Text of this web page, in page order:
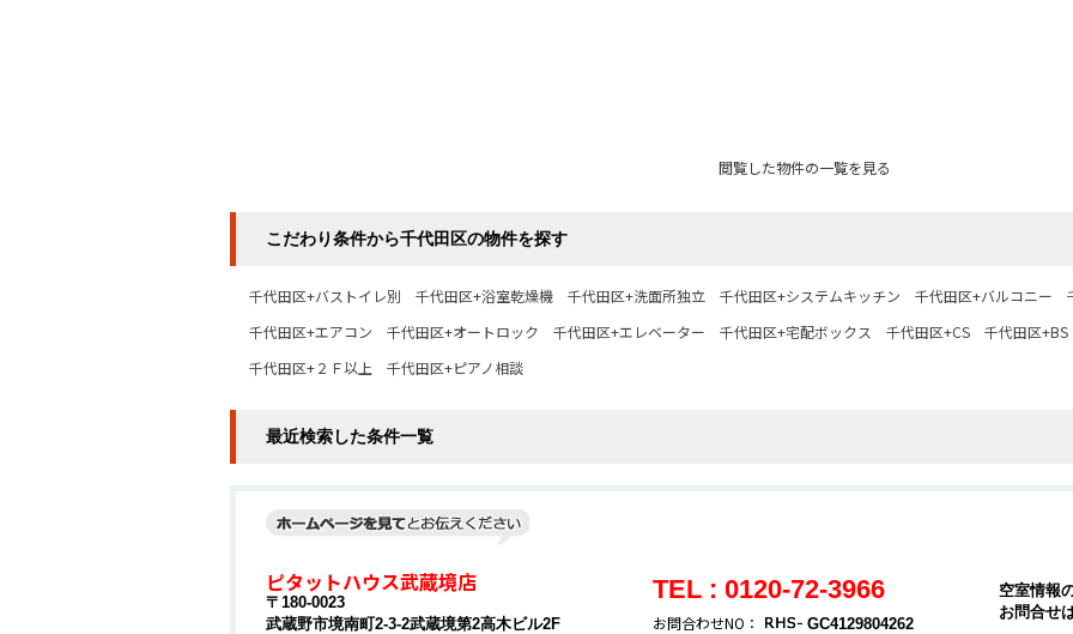
閲覧した物件の一覧を見る
こだわり条件から千代田区の物件を探す
千代田区+バストイレ別 千代田区+浴室乾燥機 千代田区+洗面所独立 千代田区+システムキッチン 千代田区+バルコニー
千代田区+エアコン
千代田区+オートロック 千代田区+エレベーター 千代田区+宅配ボックス 千代田区+CS
千代田区+BS
千代田区+２Ｆ以上
千代田区+ピアノ相談
最近検索した条件一覧
ピタットハウス武蔵境店
〒180-0023
武蔵野市境南町2-3-2武蔵境第2高木ビル2F
TEL : 0120-72-3966
お問合わせNO： GC4129804262
空室情報
お問合せ